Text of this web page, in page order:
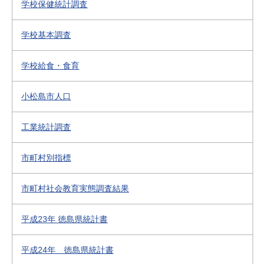
学校保健統計調査
学校基本調査
学校給食・食育
小松島市人口
工業統計調査
市町村別指標
市町村社会教育実態調査結果
平成23年 徳島県統計書
平成24年 徳島県統計書